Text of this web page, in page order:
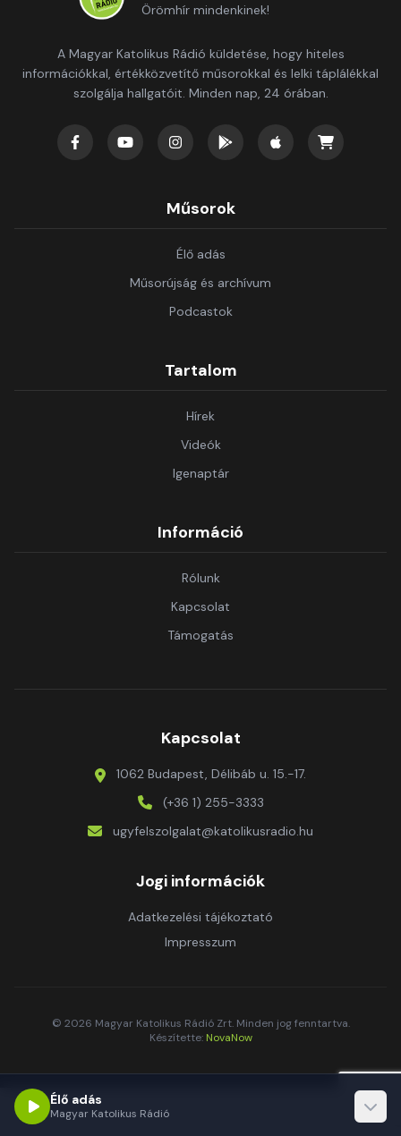
Örömhír mindenkinek!
A Magyar Katolikus Rádió küldetése, hogy hiteles
információkkal, értékközvetítő műsorokkal és lelki táplálékkal
szolgálja hallgatóit. Minden nap, 24 órában.
Műsorok
Élő adás
Műsorújság és archívum
Podcastok
Tartalom
Hírek
Videók
Igenaptár
Információ
Rólunk
Kapcsolat
Támogatás
Kapcsolat
1062 Budapest, Délibáb u. 15.-17.
(+36 1) 255-3333
ugyfelszolgalat@katolikusradio.hu
Jogi információk
Adatkezelési tájékoztató
Impresszum
© 2026 Magyar Katolikus Rádió Zrt. Minden jog fenntartva.
Készítette: NovaNow
Élő adás
Magyar Katolikus Rádió